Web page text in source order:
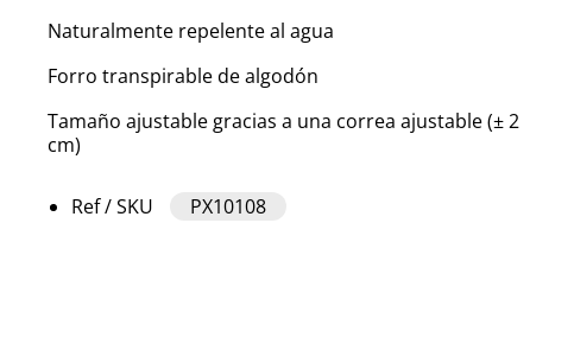
Naturalmente repelente al agua
Forro transpirable de algodón
Tamaño ajustable gracias a una correa ajustable (± 2
cm)
Ref / SKU PX10108